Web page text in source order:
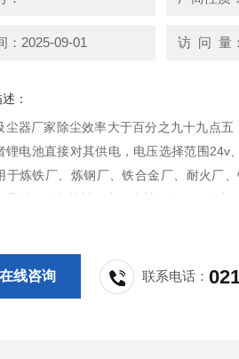
：2025-09-01 访 问 量
：
尘器厂家除尘效率大于百分之九十九点
锂电池直接对其供电，电压选择范围24v
于炼铁厂、炼钢厂、铁合金厂、耐火厂
业以及耐火材料、水泥建材、化工、焦炭
在线咨询 联系电话：